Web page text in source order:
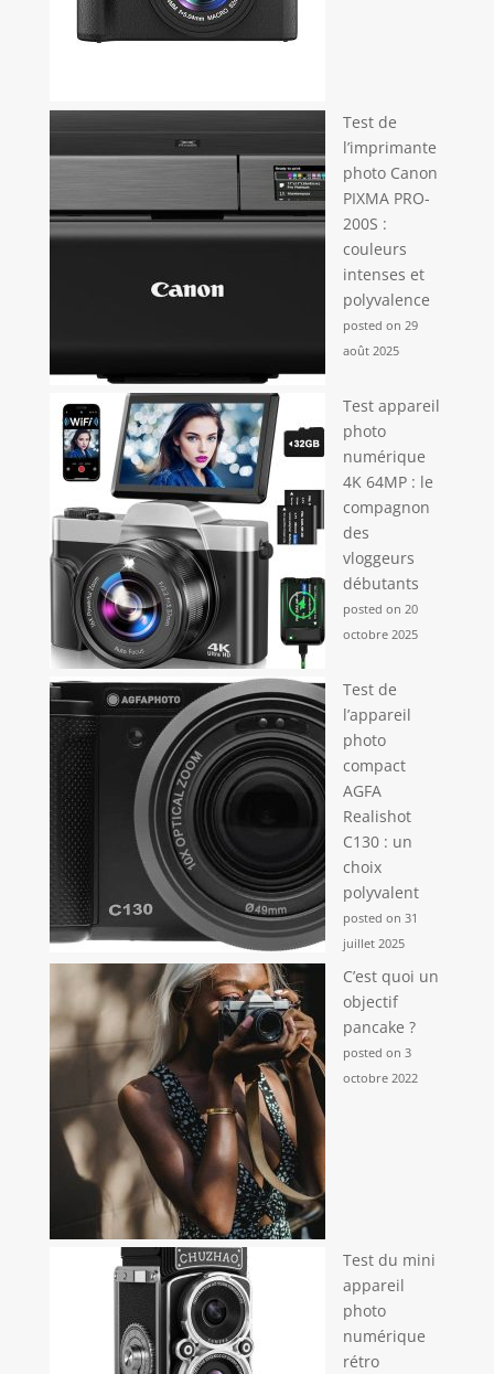
Test de
l’imprimante
photo Canon
PIXMA PRO-
200S :
couleurs
intenses et
polyvalence
posted on 29
août 2025
Test appareil
photo
numérique
4K 64MP : le
compagnon
des
vloggeurs
débutants
posted on 20
octobre 2025
Test de
l’appareil
photo
compact
AGFA
Realishot
C130 : un
choix
polyvalent
posted on 31
juillet 2025
C’est quoi un
objectif
pancake ?
posted on 3
octobre 2022
Test du mini
appareil
photo
numérique
rétro